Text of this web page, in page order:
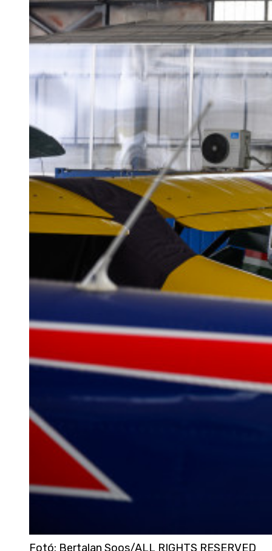
Fotó: Bertalan Soos/ALL RIGHTS RESERVED